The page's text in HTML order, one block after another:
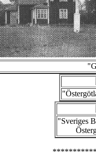
"Sveriges